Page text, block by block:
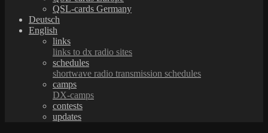
QSL-cards Germany
Deutsch
English
links
links to dx radio sites
schedules
shortwave radio transmission schedules
camps
DX-camps
contests
updates